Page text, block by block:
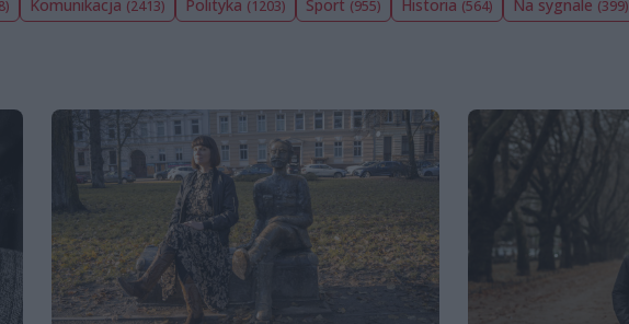
Komunikacja (2413) Polityka (1203) Sport (955) Historia (564) Na sygnale (399)